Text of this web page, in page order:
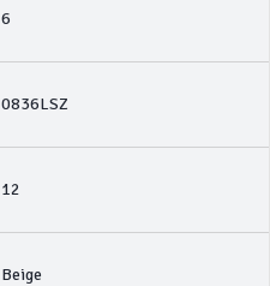
6
0836LSZ
12
Beige